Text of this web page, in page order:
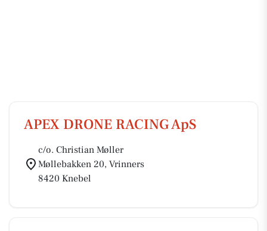
APEX DRONE RACING ApS
c/o. Christian Møller
Møllebakken 20, Vrinners
8420 Knebel